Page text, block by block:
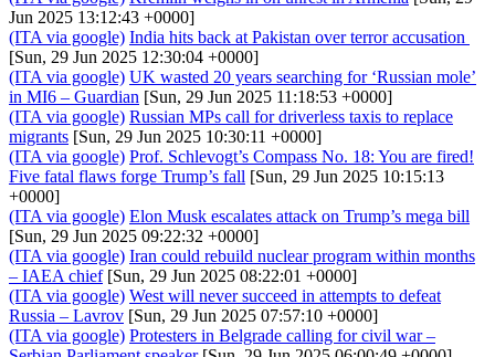
Jun 2025 13:12:43 +0000]
(ITA via google) India hits back at Pakistan over terror accusation
[Sun, 29 Jun 2025 12:30:04 +0000]
(ITA via google) UK wasted 20 years searching for ‘Russian mole’
in MI6 – Guardian [Sun, 29 Jun 2025 11:18:53 +0000]
(ITA via google) Russian MPs call for driverless taxis to replace
migrants [Sun, 29 Jun 2025 10:30:11 +0000]
(ITA via google) Prof. Schlevogt’s Compass No. 18: You are fired!
Five fatal flaws forge Trump’s fall [Sun, 29 Jun 2025 10:15:13
+0000]
(ITA via google) Elon Musk escalates attack on Trump’s mega bill
[Sun, 29 Jun 2025 09:22:32 +0000]
(ITA via google) Iran could rebuild nuclear program within months
– IAEA chief[Sun, 29 Jun 2025 08:22:01 +0000]
(ITA via google) West will never succeed in attempts to defeat
Russia – Lavrov [Sun, 29 Jun 2025 07:57:10 +0000]
(ITA via google) Protesters in Belgrade calling for civil war –